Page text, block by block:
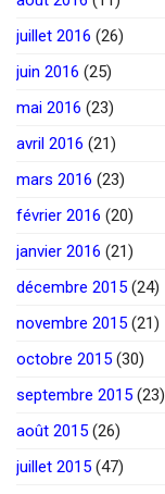
juillet 2016 (26)
juin 2016 (25)
mai 2016 (23)
avril 2016 (21)
mars 2016 (23)
février 2016 (20)
janvier 2016 (21)
décembre 2015 (24)
novembre 2015 (21)
octobre 2015 (30)
septembre 2015 (23)
août 2015 (26)
juillet 2015 (47)